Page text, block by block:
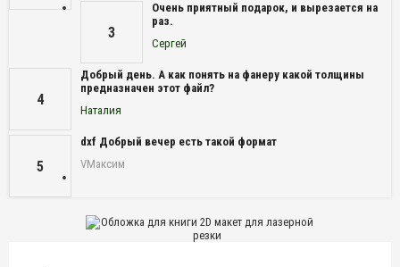
3
Очень приятный подарок, и вырезается на
раз.
Сергей
4
Добрый день. А как понять на фанеру какой толщины
предназначен этот файл?
Наталия
5
dxf Добрый вечер есть такой формат
VМаксим